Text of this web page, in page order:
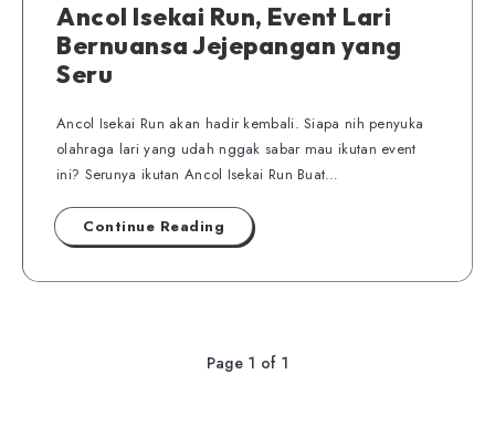
Ancol Isekai Run, Event Lari
Bernuansa Jejepangan yang
Seru
Ancol Isekai Run akan hadir kembali. Siapa nih penyuka
olahraga lari yang udah nggak sabar mau ikutan event
ini? Serunya ikutan Ancol Isekai Run Buat…
Continue Reading
Page 1 of 1